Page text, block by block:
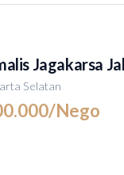
Jagakarsa
Selatan
/Nego